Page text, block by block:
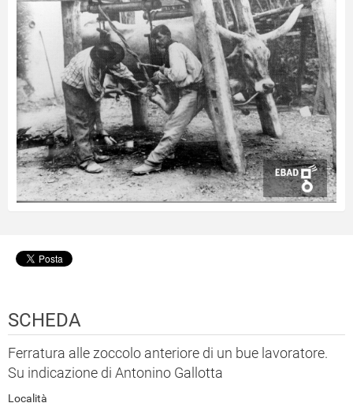
SCHEDA
Ferratura alle zoccolo anteriore di un bue lavoratore.
Su indicazione di Antonino Gallotta
Località